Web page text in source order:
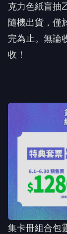
克力色紙盲抽
隨機出貨，僅
完為止。無論
收！
集卡冊組合包